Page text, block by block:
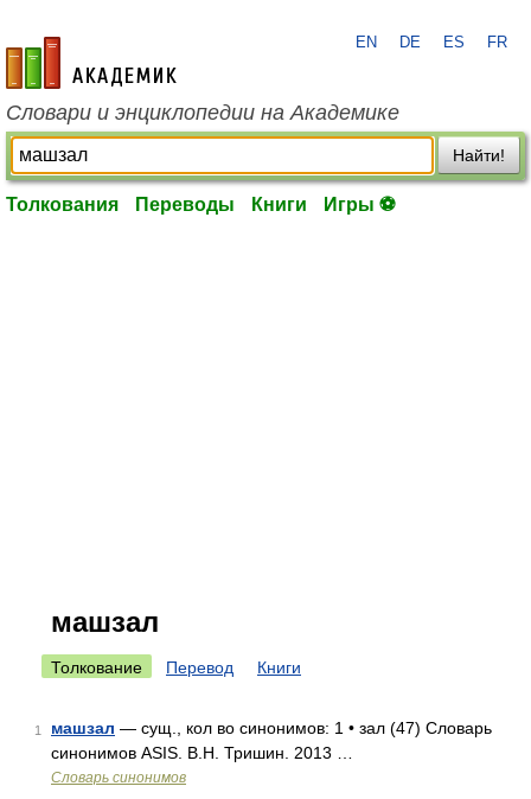
academic.ru
EN DE ES FR
Словари и энциклопедии на Академике
Найти!
Толкования Переводы Книги Игры ⚽
машзал
Толкование Перевод Книги
1 машзал — сущ., кол во синонимов: 1 • зал (47) Словарь
синонимов ASIS. В.Н. Тришин. 2013 …
Словарь синонимов